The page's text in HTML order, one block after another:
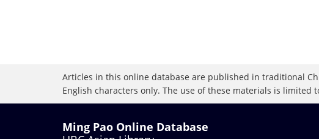
Articles in this online database are published in traditional
English characters only. The use of these materials is
Ming Pao Online Database